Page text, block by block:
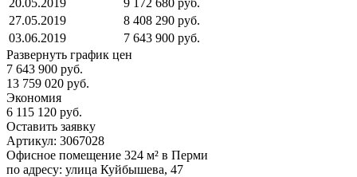
27.05.2019
8 408 290 руб.
03.06.2019
7 643 900 руб.
Развернуть график цен
7 643 900 руб.
13 759 020 руб.
Экономия
6 115 120 руб.
Оставить заявку
Артикул: 3067028
Офисное помещение 324 м² в Перми
по адресу: улица Куйбышева, 47